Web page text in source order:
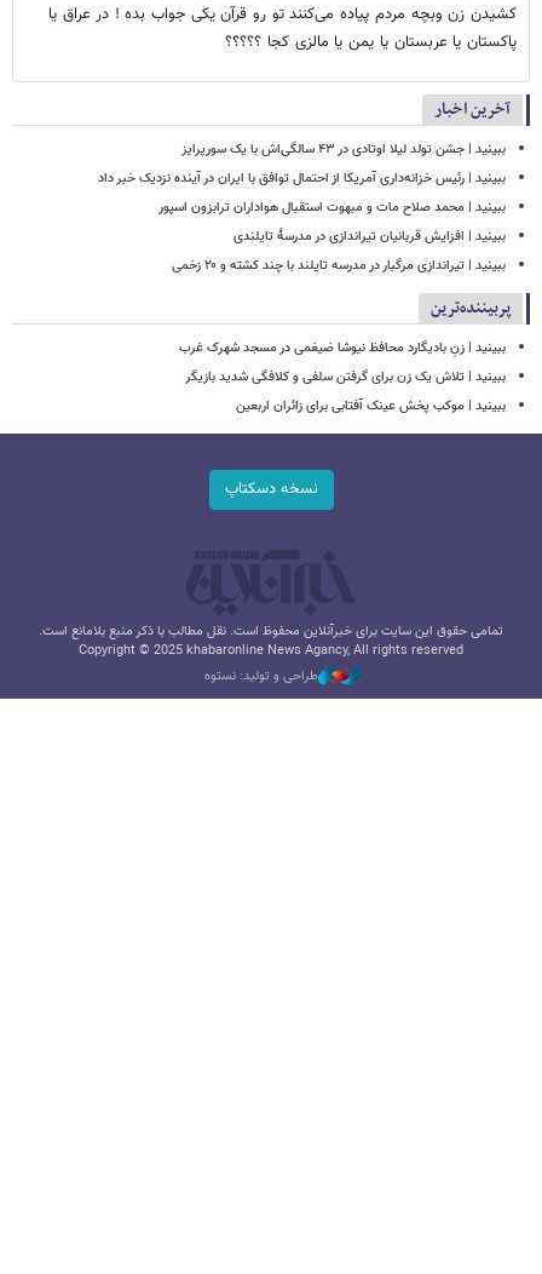
‌کشیدن زن ‌وبچه مردم پیاده می‌کنند تو رو قرآن یکی جواب بده ! در عراق یا
پاکستان یا عربستان یا یمن یا مالزی کجا ؟؟؟؟؟
آخرین اخبار
ببینید | جشن تولد لیلا اوتادی در ۴۳ سالگی‌اش با یک سورپرایز
ببینید | رئیس خزانه‌داری آمریکا از احتمال توافق با ایران در آینده نزدیک خبر داد
ببینید | محمد صلاح مات و مبهوت استقبال هواداران ترابزون اسپور
ببینید | افزایش قربانیان تیراندازی در مدرسۀ تایلندی
ببینید | تیراندازی مرگبار در مدرسه‌ تایلند با چند کشته و ۲۰ زخمی
پربیننده‌ترین
ببینید | زنِ بادیگارد محافظ نیوشا ضیغمی در مسجد شهرک غرب
ببینید | تلاش یک زن برای گرفتن سلفی و کلافگی شدید بازیگر
ببینید | موکب پخش عینک آفتابی برای زائران اربعین
نسخه دسکتاپ
تمامی حقوق این سایت برای خبرآنلاین محفوظ است. نقل مطالب با ذکر منبع بلامانع است.
Copyright © 2025 khabaronline News Agancy, All rights reserved
طراحی و تولید: نستوه